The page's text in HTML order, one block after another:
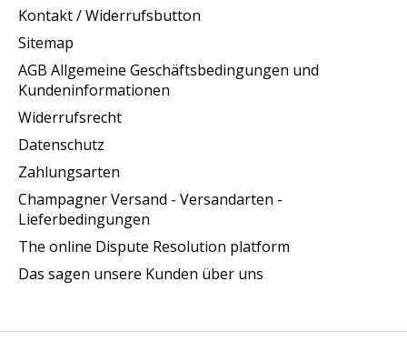
Kontakt / Widerrufsbutton
Sitemap
AGB Allgemeine Geschäftsbedingungen und
Kundeninformationen
Widerrufsrecht
Datenschutz
Zahlungsarten
Champagner Versand - Versandarten -
Lieferbedingungen
The online Dispute Resolution platform
Das sagen unsere Kunden über uns